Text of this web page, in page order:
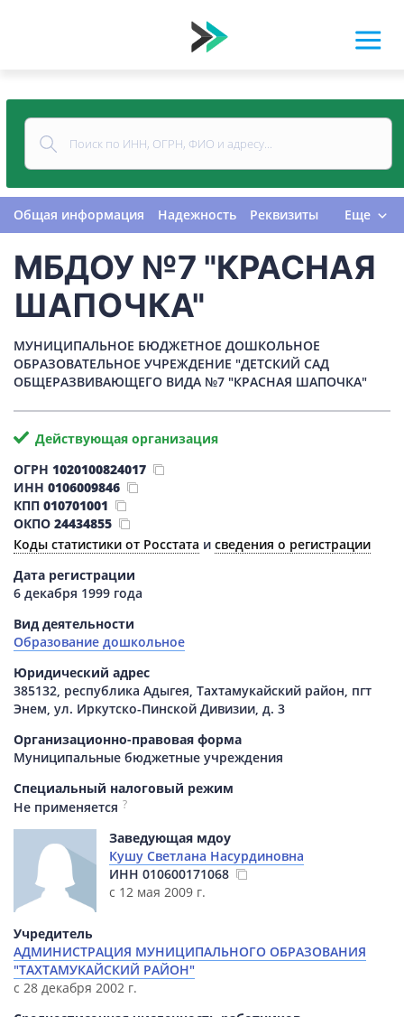
Общая информация Надежность
Реквизиты
Финансовая отчетность
Руководитель
Учредитель
Связи Госзакупки
Долги
Налоги и сборы История изменений
Еще
МБДОУ №7 "КРАСНАЯ
ШАПОЧКА"
МУНИЦИПАЛЬНОЕ БЮДЖЕТНОЕ ДОШКОЛЬНОЕ
ОБРАЗОВАТЕЛЬНОЕ УЧРЕЖДЕНИЕ "ДЕТСКИЙ САД
ОБЩЕРАЗВИВАЮЩЕГО ВИДА №7 "КРАСНАЯ ШАПОЧКА"
Действующая организация
ОГРН 1020100824017
ИНН 0106009846
КПП 010701001
ОКПО 24434855
Коды статистики от Росстата и сведения о регистрации
Дата регистрации
6 декабря 1999 года
Вид деятельности
Образование дошкольное
Юридический адрес
385132, республика Адыгея, Тахтамукайский район, пгт
Энем, ул. Иркутско-Пинской Дивизии, д. 3
Организационно-правовая форма
Муниципальные бюджетные учреждения
Специальный налоговый режим
Не применяется ?
Заведующая мдоу
Кушу Светлана Насурдиновна
ИНН 010600171068
с 12 мая 2009 г.
Учредитель
АДМИНИСТРАЦИЯ МУНИЦИПАЛЬНОГО ОБРАЗОВАНИЯ
"ТАХТАМУКАЙСКИЙ РАЙОН"
с 28 декабря 2002 г.